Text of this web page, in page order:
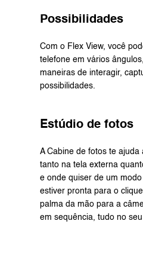
Possibilidades
Com o Flex View, você
telefone em vários
maneiras de interagir,
possibilidades.
Estúdio de fotos
A Cabine de fotos te ajuda
tanto na tela externa
e onde quiser de um
estiver pronta para o
palma da mão para a
em sequência, tudo no